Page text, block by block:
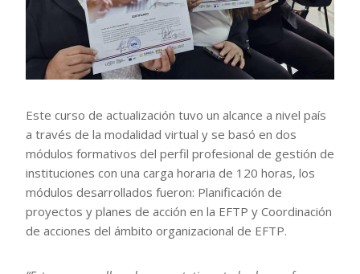
Este curso de actualización tuvo un alcance a nivel país
a través de la modalidad virtual y se basó en dos
módulos formativos del perfil profesional de gestión de
instituciones con una carga horaria de 120 horas, los
módulos desarrollados fueron: Planificación de
proyectos y planes de acción en la EFTP y Coordinación
de acciones del ámbito organizacional de EFTP.